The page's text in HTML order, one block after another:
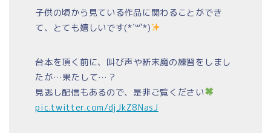
子供の頃から見ている作品に関わることができ
て、とても嬉しいです(*´꒳​`*)
台本を頂く前に、叫び声や断末魔の練習をしまし
たが…果たして…？
見逃し配信もあるので、是非ご覧ください
pic.twitter.com/djJkZ8NasJ